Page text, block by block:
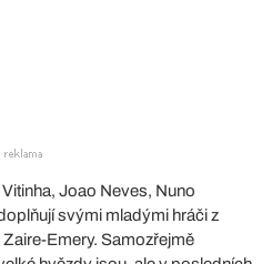
Joao Neves, Nuno
svými mladými hráči z
Emery. Samozřejmě